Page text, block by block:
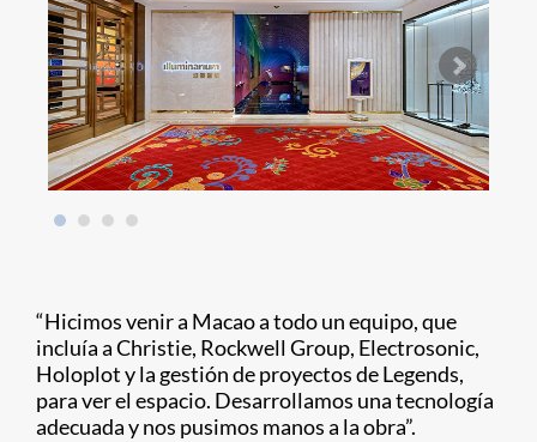
“Hicimos venir a Macao a todo un equipo, que
incluía a Christie, Rockwell Group, Electrosonic,
Holoplot y la gestión de proyectos de Legends,
para ver el espacio. Desarrollamos una tecnología
adecuada y nos pusimos manos a la obra”.